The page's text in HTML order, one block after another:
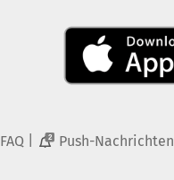
FAQ 2 Push-Nachrichten